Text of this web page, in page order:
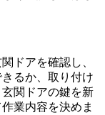
ドアを確認し、
るか、取り付け
関ドアの鍵を新
業内容を決めま